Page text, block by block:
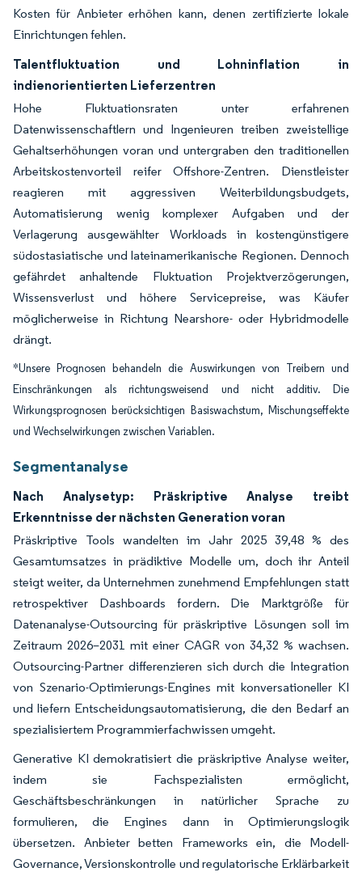
Kosten für Anbieter erhöhen kann, denen zertifizierte lokale
Einrichtungen fehlen.
Talentfluktuation und Lohninflation in
indienorientierten Lieferzentren
Hohe Fluktuationsraten unter erfahrenen
Datenwissenschaftlern und Ingenieuren treiben zweistellige
Gehaltserhöhungen voran und untergraben den traditionellen
Arbeitskostenvorteil reifer Offshore-Zentren. Dienstleister
reagieren mit aggressiven Weiterbildungsbudgets,
Automatisierung wenig komplexer Aufgaben und der
Verlagerung ausgewählter Workloads in kostengünstigere
südostasiatische und lateinamerikanische Regionen. Dennoch
gefährdet anhaltende Fluktuation Projektverzögerungen,
Wissensverlust und höhere Servicepreise, was Käufer
möglicherweise in Richtung Nearshore- oder Hybridmodelle
drängt.
*Unsere Prognosen behandeln die Auswirkungen von Treibern und
Einschränkungen als richtungsweisend und nicht additiv. Die
Wirkungsprognosen berücksichtigen Basiswachstum, Mischungseffekte
und Wechselwirkungen zwischen Variablen.
Segmentanalyse
Nach Analysetyp: Präskriptive Analyse treibt
Erkenntnisse der nächsten Generation voran
Präskriptive Tools wandelten im Jahr 2025 39,48 % des
Gesamtumsatzes in prädiktive Modelle um, doch ihr Anteil
steigt weiter, da Unternehmen zunehmend Empfehlungen statt
retrospektiver Dashboards fordern. Die Marktgröße für
Datenanalyse-Outsourcing für präskriptive Lösungen soll im
Zeitraum 2026–2031 mit einer CAGR von 34,32 % wachsen.
Outsourcing-Partner differenzieren sich durch die Integration
von Szenario-Optimierungs-Engines mit konversationeller KI
und liefern Entscheidungsautomatisierung, die den Bedarf an
spezialisiertem Programmierfachwissen umgeht.
Generative KI demokratisiert die präskriptive Analyse weiter,
indem sie Fachspezialisten ermöglicht,
Geschäftsbeschränkungen in natürlicher Sprache zu
formulieren, die Engines dann in Optimierungslogik
übersetzen. Anbieter betten Frameworks ein, die Modell-
Governance, Versionskontrolle und regulatorische Erklärbarkeit